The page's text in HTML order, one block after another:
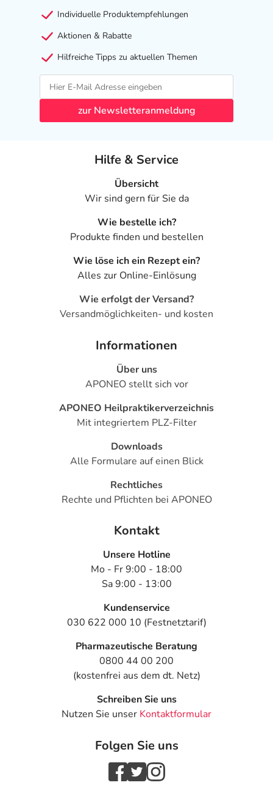
Individuelle Produktempfehlungen
Aktionen & Rabatte
Hilfreiche Tipps zu aktuellen Themen
zur Newsletteranmeldung
Hilfe & Service
Übersicht
Wir sind gern für Sie da
Wie bestelle ich?
Produkte finden und bestellen
Wie löse ich ein Rezept ein?
Alles zur Online-Einlösung
Wie erfolgt der Versand?
Versandmöglichkeiten- und kosten
Informationen
Über uns
APONEO stellt sich vor
APONEO Heilpraktikerverzeichnis
Mit integriertem PLZ-Filter
Downloads
Alle Formulare auf einen Blick
Rechtliches
Rechte und Pflichten bei APONEO
Kontakt
Unsere Hotline
Mo - Fr 9:00 - 18:00
Sa 9:00 - 13:00
Kundenservice
030 622 000 10 (Festnetztarif)
Pharmazeutische Beratung
0800 44 00 200
(kostenfrei aus dem dt. Netz)
Schreiben Sie uns
Nutzen Sie unser Kontaktformular
Folgen Sie uns